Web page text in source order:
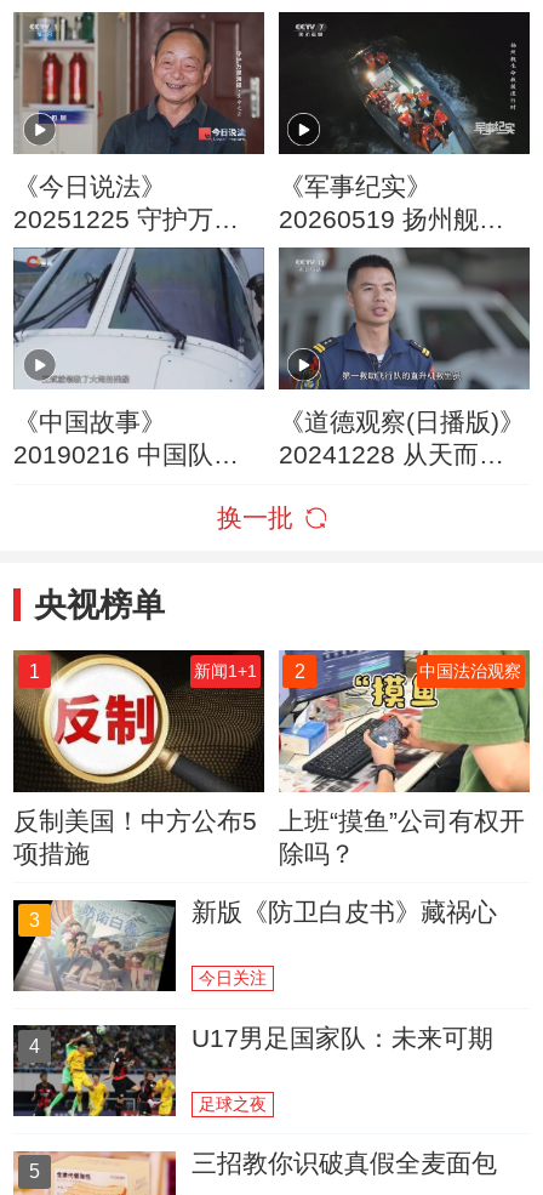
策
国（46） 海上花园 百
岛洞头
《今日说法》
20251225 守护万里
海疆·生命之舟
《军事纪实》
20260519 扬州舰生
命救援进行时
《中国故事》
20190216 中国队长
《道德观察(日播版)》
20241228 从天而降
换一批
央视榜单
1 新闻1+1
反制美国！中方公布5
项措施
2 中国法治观察
上班“摸鱼”公司有权开
除吗？
3 新版《防卫白皮书》藏祸心
今日关注
4 U17男足国家队：未来可期
足球之夜
5 三招教你识破真假全麦面包